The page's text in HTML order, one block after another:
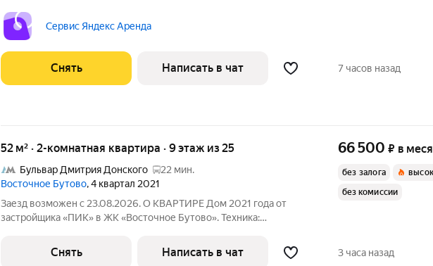
Посудомоечная машина Микроволновка Дом - панельный, окна
Сервис Яндекс Аренда
Снять Написать в чат 7 часов назад
52 м² · 2-комнатная квартира · 9 этаж из 25
Бульвар Дмитрия Донского
22 мин.
Восточное Бутово, 4 квартал 2021
Заезд возможен с 23.08.2026. О КВАРТИРЕ Дом 2021 года от
застройщика «ПИК» в ЖК «Восточное Бутово». Техника:
микроволновая печь, вытяжка, чайник, телевизор Мебель:
кухонный гарнитур со
66 500 ₽ в
без залога
без комиссии
Снять Написать в чат 3 часа назад